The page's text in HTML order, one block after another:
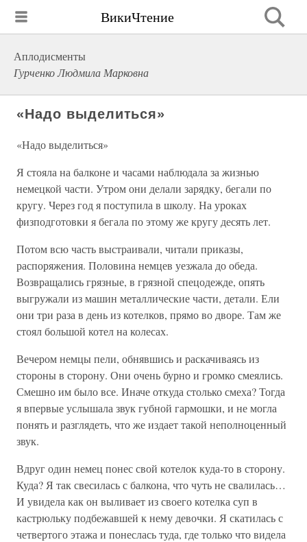
ВикиЧтение
Аплодисменты
Гурченко Людмила Марковна
«Надо выделиться»
«Надо выделиться»
Я стояла на балконе и часами наблюдала за жизнью
немецкой части. Утром они делали зарядку, бегали по
кругу. Через год я поступила в школу. На уроках
физподготовки я бегала по этому же кругу десять лет.
Потом всю часть выстраивали, читали приказы,
распоряжения. Половина немцев уезжала до обеда.
Возвращались грязные, в грязной спецодежде, опять
выгружали из машин металлические части, детали. Ели
они три раза в день из котелков, прямо во дворе. Там же
стоял большой котел на колесах.
Вечером немцы пели, обнявшись и раскачиваясь из
стороны в сторону. Они очень бурно и громко смеялись.
Смешно им было все. Иначе откуда столько смеха? Тогда
я впервые услышала звук губной гармошки, и не могла
понять и разглядеть, что же издает такой неполноценный
звук.
Вдруг один немец понес свой котелок куда-то в сторону.
Куда? Я так свесилась с балкона, что чуть не свалилась…
И увидела как он выливает из своего котелка суп в
кастрюльку подбежавшей к нему девочки. Я скатилась с
четвертого этажа и понеслась туда, где только что видела